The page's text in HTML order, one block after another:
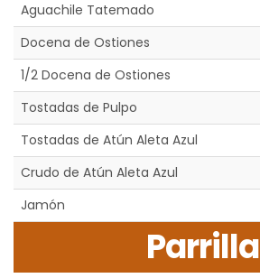
Aguachile Tatemado
Docena de Ostiones
1/2 Docena de Ostiones
Tostadas de Pulpo
Tostadas de Atún Aleta Azul
Crudo de Atún Aleta Azul
Jamón
Parrilla